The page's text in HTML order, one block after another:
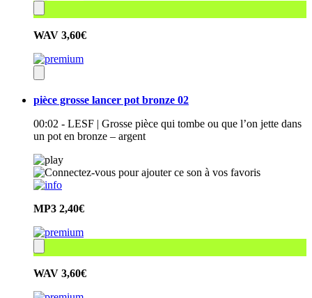
WAV 3,60€
pièce grosse lancer pot bronze 02
00:02 - LESF | Grosse pièce qui tombe ou que l’on jette dans
un pot en bronze – argent
MP3 2,40€
WAV 3,60€